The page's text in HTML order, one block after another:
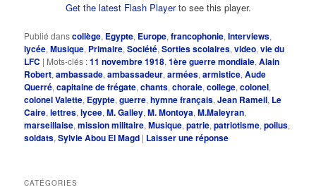
Get the latest Flash Playerto see this player.
Publié danscollège, Egypte, Europe,francophonie,Interviews,
lycée,Musique, Primaire,Société,Sorties scolaires,video,vie du
LFC | Mots-clés :11 novembre 1918,1ère guerre mondiale,Alain
Robert,ambassade,ambassadeur,armées,armistice,Aude
Querré,capitaine de frégate,chants,chorale,college,colonel,
colonel Valette, Egypte,guerre,hymne français,Jean Rameil, Le
Caire,lettres,lycee,M. Galley,M. Montoya,M.Maleyran,
marseillaise,mission militaire,Musique,patrie,patriotisme,poilus,
soldats,Sylvie Abou El Magd | Laisser une réponse
CATÉGORIES